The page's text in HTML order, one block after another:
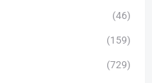
(46)
(159)
(729)